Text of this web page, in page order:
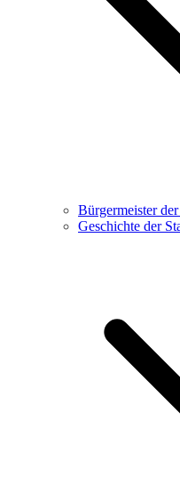
Bürgermeister
Geschichte der